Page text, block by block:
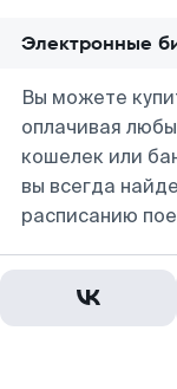
Электронные
Вы можете
оплачивая
кошелек или
вы всегда
расписанию